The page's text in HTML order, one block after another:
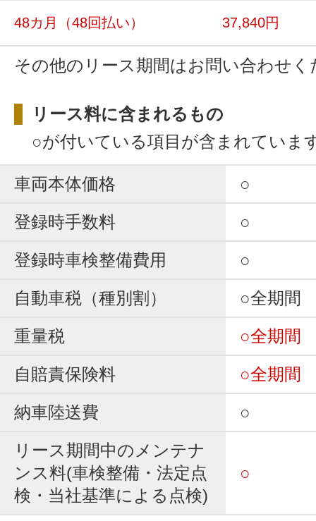
48カ月 （48回払い） 37,840円
その他のリース期間はお問い合わせく
リース料に含まれるもの
○が付いている項目が含まれていま
車両本体価格
○
登録時手数料
○
登録時車検整備費用
○
自動車税（種別割）
○全期間
重量税
○全期間
自賠責保険料
○全期間
納車陸送費
○
リース期間中のメンテナ
ンス料(車検整備・法定点
検・当社基準による点検)
○